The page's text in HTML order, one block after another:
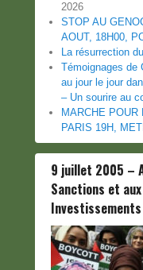
2026
STOP AU
AOUT, 18H00,
La résurrection
Témoignages de
au jour le jour
– Un sourire au
MARCHE
PARIS 19H,
9 juillet 2005 –
Sanctions et